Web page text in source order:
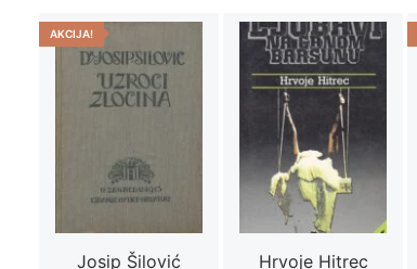
AKCIJA!
Josip Šilović Hrvoje Hitrec